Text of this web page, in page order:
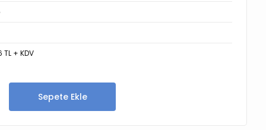
TL + KDV
Sepete Ekle